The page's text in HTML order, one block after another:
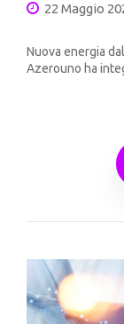
22 Maggio
Nuova energia
Azerouno ha